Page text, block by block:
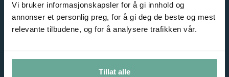
Vi bruker informasjonskapsler for å gi innhold og
annonser et personlig preg, for å gi deg de beste og mest
relevante tilbudene, og for å analysere trafikken vår.
Tillat alle
NYHETSBREV
Meld deg på vårt nyhetsbrev og motta gode tilbud på e-post!